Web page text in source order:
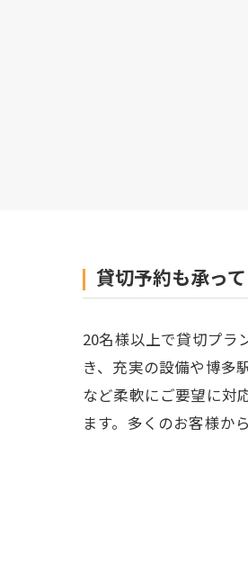
貸切予約も承っ
20名様以上で貸切プラ
き、充実の設備や博多
など柔軟にご要望に対
ます。多くのお客様か